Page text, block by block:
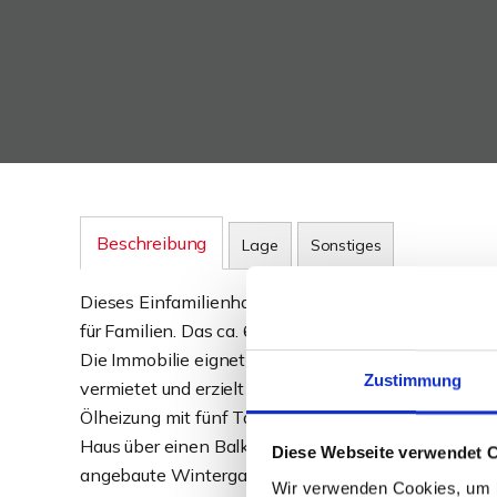
Zustimmung
Diese Webseite verwendet
Wir verwenden Cookies,
Beschreibung Lage Sonstiges
Dieses Einfamilienhaus aus den 1920er Jahren
für Familien. Das ca. 602 m² große Grundstück
Die Immobilie eignet sich sowohl für Eigennutzer
vermietet und erzielt derzeit eine monatliche
Ölheizung mit fünf Tanks à 1.000 Litern. Ein
Haus über einen Balkon in Südlage. Im Jahr 2010
angebaute Wintergarten ist mit einem Kamin